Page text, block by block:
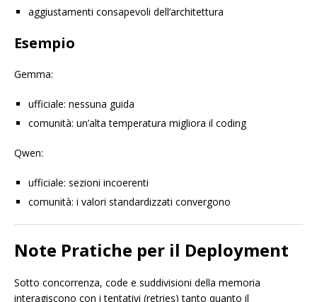
aggiustamenti consapevoli dell’architettura
Esempio
Gemma:
ufficiale: nessuna guida
comunità: un’alta temperatura migliora il coding
Qwen:
ufficiale: sezioni incoerenti
comunità: i valori standardizzati convergono
Note Pratiche per il Deployment
Sotto concorrenza, code e suddivisioni della memoria
interagiscono con i tentativi (retries) tanto quanto il